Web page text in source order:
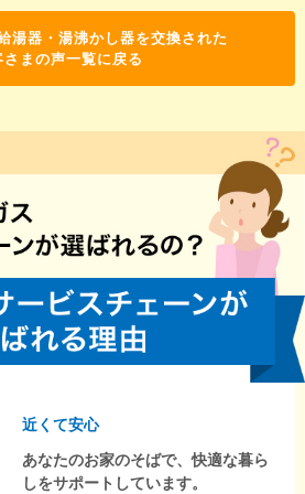
湯器・湯沸かし器を交換された
さまの声一覧に戻る
近くて安心
あなたのお家のそばで、快適な暮ら
しをサポートしています。